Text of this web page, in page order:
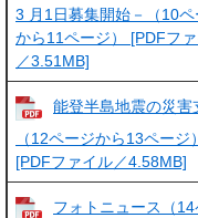
3 月1日募集開始－（10ペ
から11ページ） [PDFフ
／3.51MB]
能登半島地震の災害
（12ページから13ページ）
[PDFファイル／4.58MB]
フォトニュース（14